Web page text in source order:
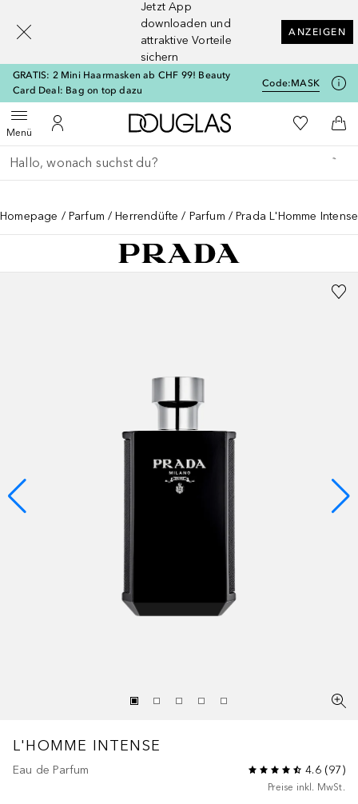
Jetzt App
downloaden und
attraktive Vorteile
sichern
ANZEIGEN
GRATIS: 2 Mini Haarmasken ab CHF 99! Beauty
Card Deal: Bag on top dazu
Code:MASK
MenüMenü öffnenZu Meinem Kundenkonto
Zur Douglas Startseite
Zu Meiner
Gehe zurück
Suche ausführen
Homepage Parfum Herrendüfte Parfum Prada L'Homme Intense
L'HOMME INTENSE
Eau de Parfum 4.6(97)
Preise inkl. MwSt.
[navigation.slideout.screenreader]